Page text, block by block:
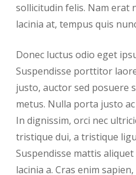
sollicitudin felis. Nam erat
lacinia at, tempus quis
Donec luctus odio eget
Suspendisse porttitor
justo, auctor sed posuere
metus. Nulla porta justo
In dignissim, orci nec
tristique dui, a tristique
Suspendisse mattis
lacinia a. Cras enim